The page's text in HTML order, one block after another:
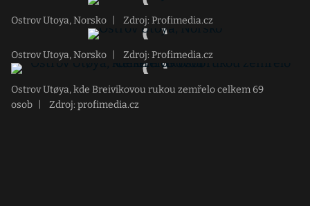
Ostrov Utoya, Norsko Zdroj: Profimedia.cz
Ostrov Utoya, Norsko Zdroj: Profimedia.cz
Ostrov Utøya, kde Breivikovou rukou zemřelo celkem 69
osob
Zdroj: profimedia.cz